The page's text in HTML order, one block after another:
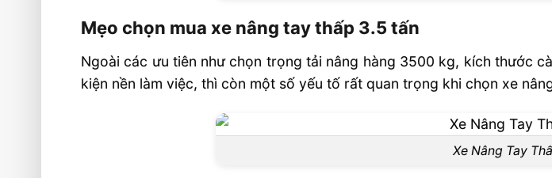
Mẹo chọn mua xe nâng tay thấp 3.5 tấn
Ngoài các ưu tiên như chọn trọng tải nâng hàng 3500 kg, kích thước
kiện nền làm việc, thì còn một số yếu tố rất quan trọng khi chọn xe
Xe Nâng Tay